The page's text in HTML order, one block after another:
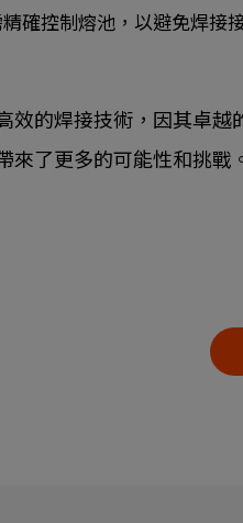
精確控制熔池，以避免焊接
效的焊接技術，因其卓
來了更多的可能性和挑戰